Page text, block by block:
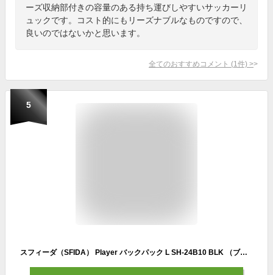
ーズ収納部付きの容量のある持ち運びしやすいサッカーリ
ュックです。コスト的にもリーズナブルなものですので、
良いのではないかと思います。
全てのおすすめコメント (1 件) >
5
スフィーダ（SFIDA） Player バックパック L SH-24B10 BLK （ブラック/Ｌ/Men's、Lady's、Jr）